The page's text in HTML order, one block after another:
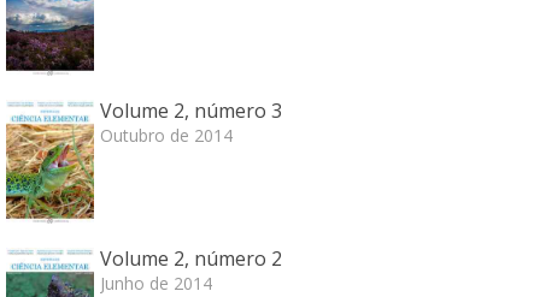
Volume 2, número 3
Outubro de 2014
Volume 2, número 2
Junho de 2014